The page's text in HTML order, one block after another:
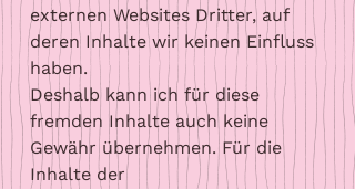
externen Websites Dritter, auf
deren Inhalte wir keinen Einfluss
haben.
Deshalb kann ich für diese
fremden Inhalte auch keine
Gewähr übernehmen. Für die
Inhalte der